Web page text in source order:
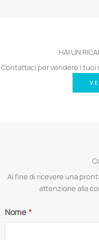
HAI UN
Contattaci per vendere i tuoi
Al fine di ricevere una
attenzione alla
Nome*